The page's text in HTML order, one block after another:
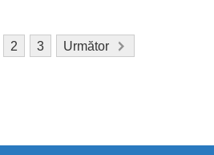
2 3 Următor